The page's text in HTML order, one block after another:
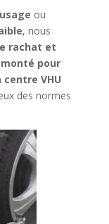
ou
, nous
rachat et
pour
centre VHU
des normes